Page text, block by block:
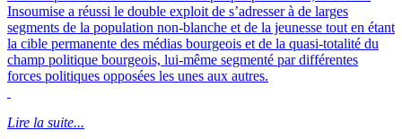
Insoumise a réussi le double exploit de s’adresser à de larges
segments de la population non-blanche et de la jeunesse tout en étant
la cible permanente des médias bourgeois et de la quasi-totalité du
champ politique bourgeois, lui-même segmenté par différentes
forces politiques opposées les unes aux autres.
Lire la suite...